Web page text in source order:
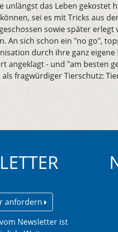
unlängst das Leben gekostet
sei es mit Tricks aus
sowie später
An sich schon ein "no go",
durch ihre ganz eigene
angeklagt - und "am besten
fragwürdiger Tierschutz:
anfordern
Newsletter ist